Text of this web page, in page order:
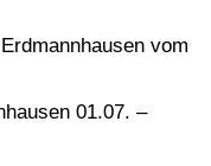
vom
01.07. –